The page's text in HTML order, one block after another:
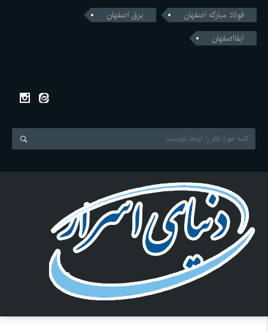
فولاد مبارکه اصفهان
برق اصفهان
ابفااصفهان